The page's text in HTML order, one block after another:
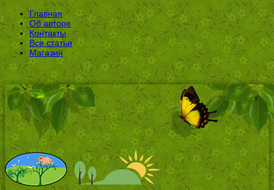
Главная
Об авторе
Контакты
Все статьи
Магазин